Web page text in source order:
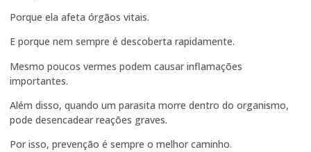
Porque ela afeta órgãos vitais.
E porque nem sempre é descoberta rapidamente.
Mesmo poucos vermes podem causar inflamações
importantes.
Além disso, quando um parasita morre dentro do organismo,
pode desencadear reações graves.
Por isso, prevenção é sempre o melhor caminho.